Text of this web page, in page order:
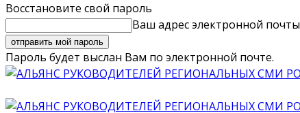
Восстановите свой пароль
Ваш адрес электронной почты
Пароль будет выслан Вам по электронной почте.